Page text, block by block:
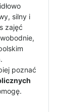
silny i
zajęć
poznać